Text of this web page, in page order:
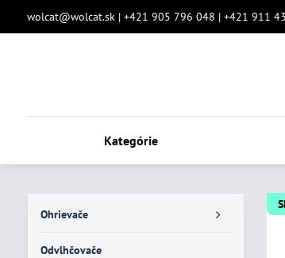
wolcat@wolcat.sk | +421 905 796 048 | +421 911
Kategórie
Ohrievače
Odvlhčovače